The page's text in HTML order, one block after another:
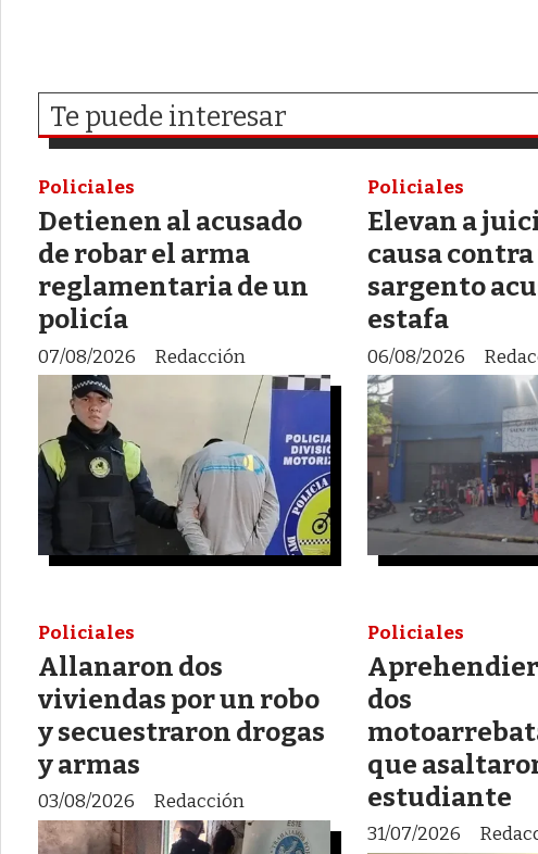
Te puede interesar
Detienen al acusado
de robar el arma
reglamentaria de un
policía
Redacción
Policiales
07/08/2026
Elevan a
causa contra
sargento
estafa
Policiales
06/08/2026
Allanaron dos
viviendas por un robo
y secuestraron drogas
y armas
Redacción
Policiales
03/08/2026
dos
que
estudiante
Policiales
31/07/2026